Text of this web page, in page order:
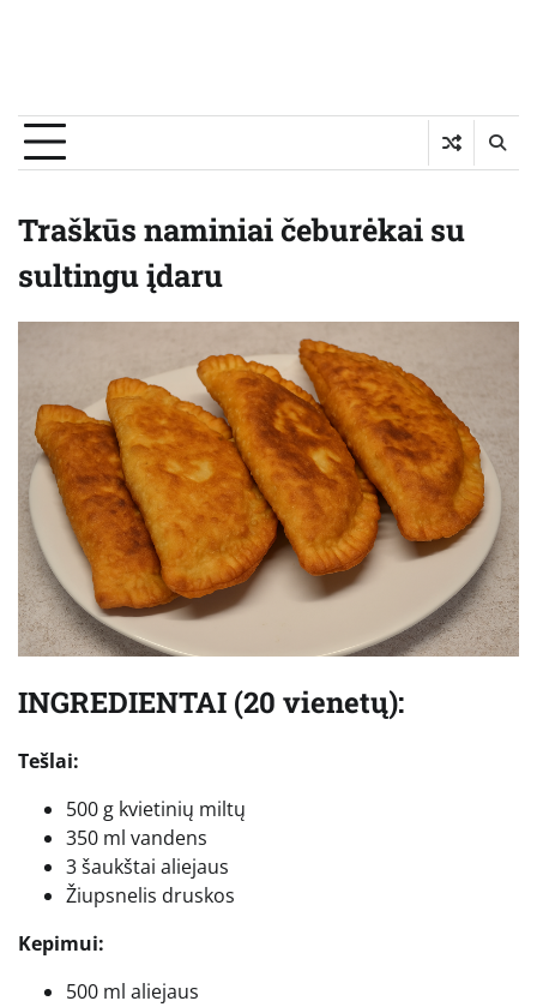
Traškūs naminiai čeburėkai su
sultingu įdaru
INGREDIENTAI (20 vienetų):
Tešlai:
500 g kvietinių miltų
350 ml vandens
3 šaukštai aliejaus
Žiupsnelis druskos
Kepimui:
500 ml aliejaus